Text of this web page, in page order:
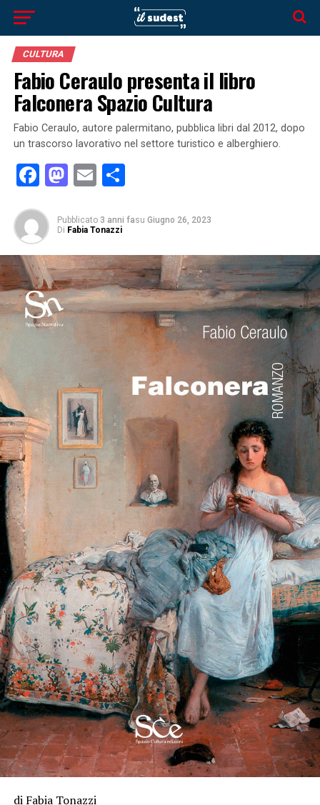
CULTURA
Fabio Ceraulo presenta il libro
Falconera Spazio Cultura
Fabio Ceraulo, autore palermitano, pubblica libri dal 2012, dopo
un trascorso lavorativo nel settore turistico e alberghiero.
Facebook
Mastodon
EmailCondividi
Pubblicato 3 anni fasu Giugno 26, 2023
Di Fabia Tonazzi
di Fabia Tonazzi